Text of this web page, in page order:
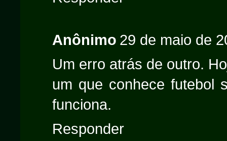
Anônimo 29 de maio de
Um erro atrás de outro.
um que conhece futebol
funciona.
Responder